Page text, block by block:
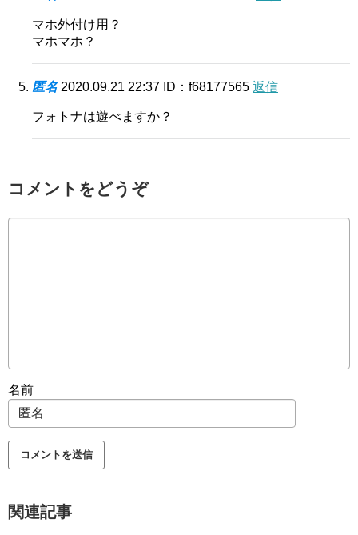
マホ外付け用？
マホマホ？
匿名 2020.09.21 22:37 ID：f68177565 返信
フォトナは遊べますか？
コメントをどうぞ
名前
関連記事